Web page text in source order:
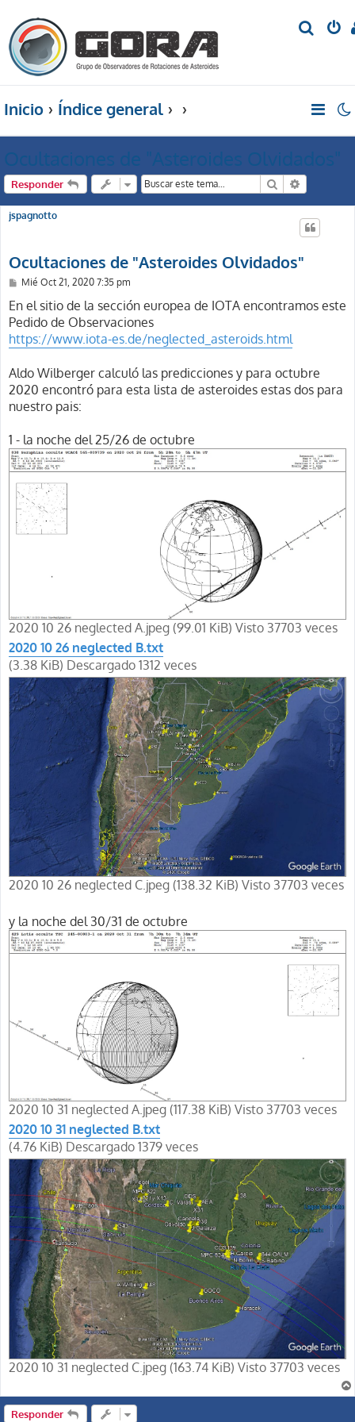
Inicio Índice general
Ocultaciones de "Asteroides Olvidados"
Responder Buscar
jspagnotto
Ocultaciones de "Asteroides Olvidados"
M
n
a
j
e
Mié Oct 21, 2020 7:35 pm
En el sitio de la sección europea de IOTA encontramos este
Pedido de Observaciones
https://www.iota-es.de/neglected_asteroids.html
Aldo Wilberger calculó las predicciones y para octubre
2020 encontró para esta lista de asteroides estas dos para
nuestro pais:
1 - la noche del 25/26 de octubre
2020 10 26 neglected A.jpeg (99.01 KiB) Visto 37703 veces
2020 10 26 neglected B.txt
(3.38 KiB) Descargado 1312 veces
2020 10 26 neglected C.jpeg (138.32 KiB) Visto 37703 veces
y la noche del 30/31 de octubre
2020 10 31 neglected A.jpeg (117.38 KiB) Visto 37703 veces
2020 10 31 neglected B.txt
(4.76 KiB) Descargado 1379 veces
2020 10 31 neglected C.jpeg (163.74 KiB) Visto 37703 veces
Responder